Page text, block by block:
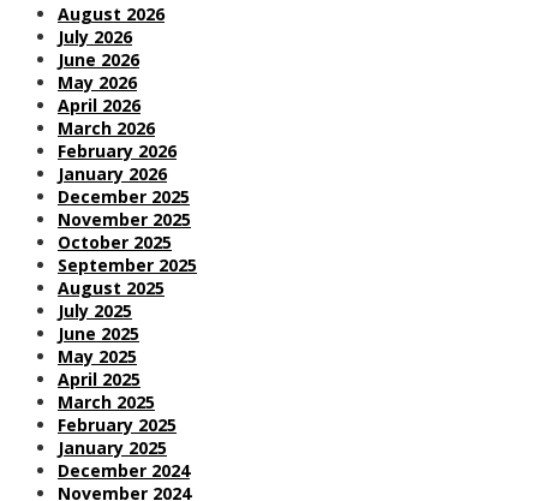
August 2026
July 2026
June 2026
May 2026
April 2026
March 2026
February 2026
January 2026
December 2025
November 2025
October 2025
September 2025
August 2025
July 2025
June 2025
May 2025
April 2025
March 2025
February 2025
January 2025
December 2024
November 2024